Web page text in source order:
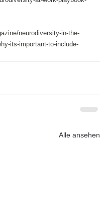
neurodiversity-in-the-
its-important-to-include-
Alle ansehen